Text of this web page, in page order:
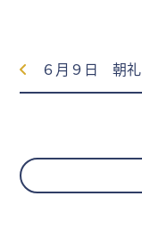
６月９日 朝礼